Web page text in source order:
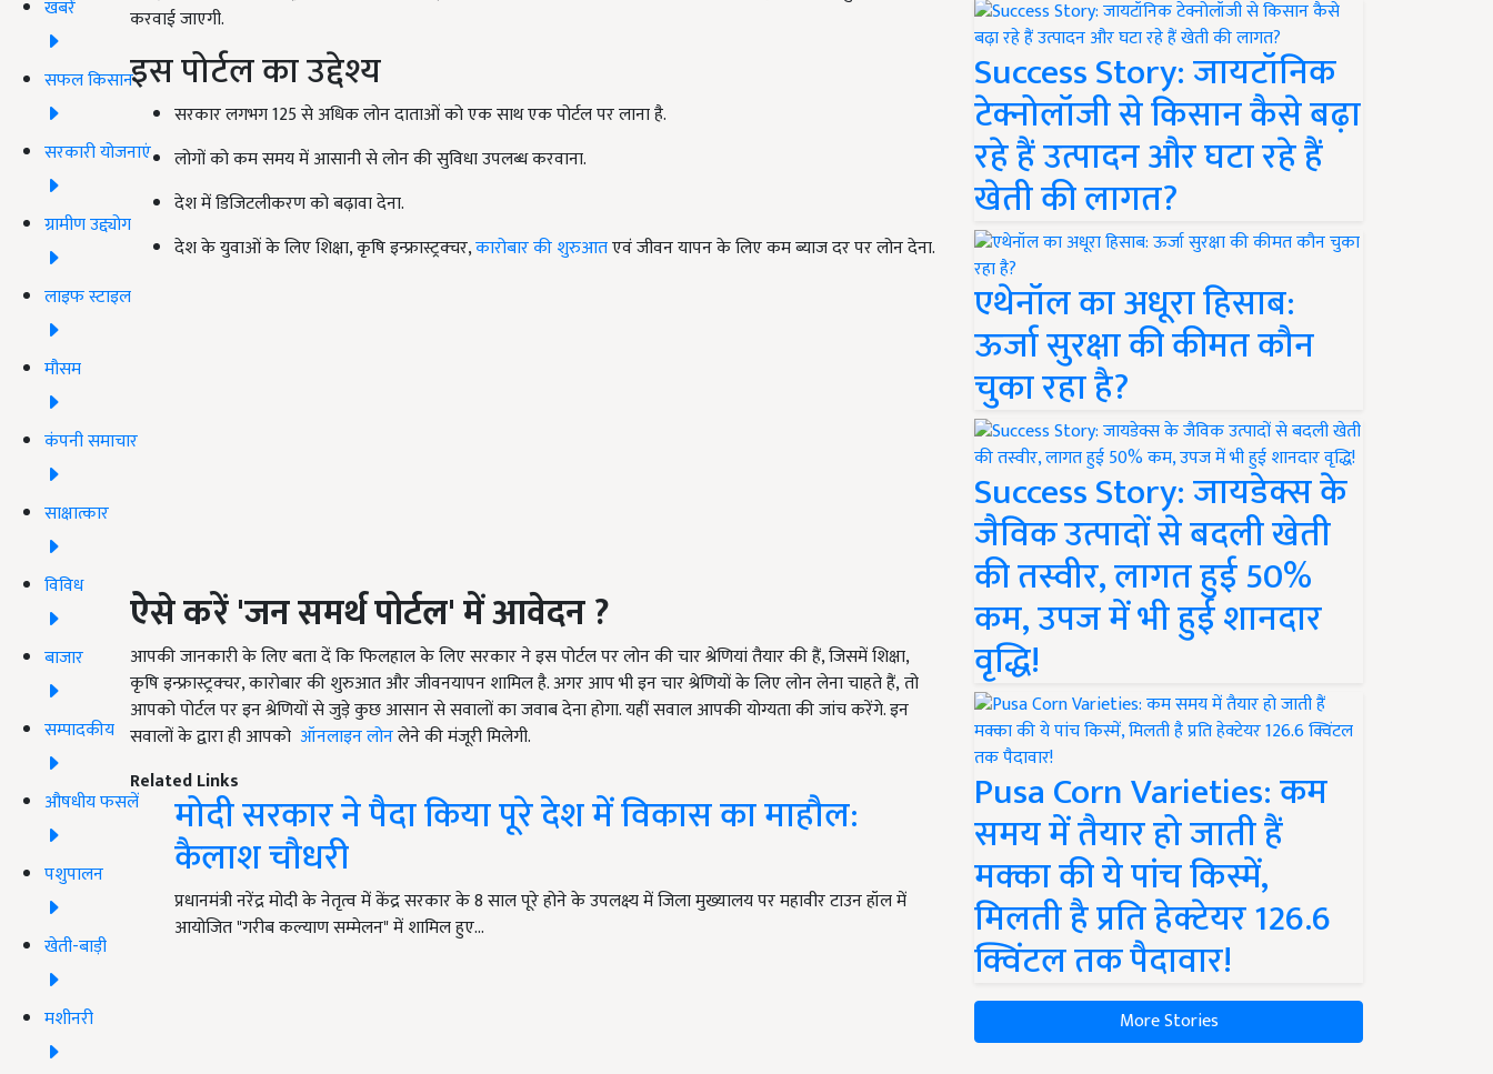
खबरें
सफल किसान
सरकारी योजनाएं
ग्रामीण उद्द्योग
लाइफ स्टाइल
मौसम
कंपनी समाचार
साक्षात्कार
विविध
बाजार
सम्पादकीय
औषधीय फसलें
पशुपालन
खेती-बाड़ी
मशीनरी
करवाई जाएगी.
इस पोर्टल का उद्देश्य
सरकार लगभग 125 से अधिक लोन दाताओं को एक साथ एक पोर्टल पर लाना है.
लोगों को कम समय में आसानी से लोन की सुविधा उपलब्ध करवाना.
देश में डिजिटलीकरण को बढ़ावा देना.
देश के युवाओं के लिए शिक्षा, कृषि इन्फ्रास्ट्रक्चर,कारोबार की शुरुआतएवं जीवन यापन के लिए कम ब्याज दर पर लोन देना.
ऐसे करें'जन समर्थ पोर्टल'में आवेदन?
आपकी जानकारी के लिए बता दें कि फिलहाल के लिए सरकार ने इस पोर्टल पर लोन की चार श्रेणियां तैयार की हैं, जिसमें शिक्षा,
कृषि इन्फ्रास्ट्रक्चर, कारोबार की शुरुआत और जीवनयापन शामिल है. अगर आप भी इन चार श्रेणियों के लिए लोन लेना चाहते हैं, तो
आपको पोर्टल पर इन श्रेणियों से जुड़े कुछ आसान से सवालों का जवाब देना होगा. यहीं सवाल आपकी योग्यता की जांच करेंगे. इन
सवालों के द्वारा ही आपको ऑनलाइन लोनलेने की मंजूरी मिलेगी.
Related Links
मोदी सरकार ने पैदा किया पूरे देश में विकास का माहौल:
कैलाश चौधरी
प्रधानमंत्री नरेंद्र मोदी के नेतृत्व में केंद्र सरकार के 8 साल पूरे होने के उपलक्ष्य में जिला मुख्यालय पर महावीर टाउन हॉल में
आयोजित "गरीब कल्याण सम्मेलन" में शामिल हुए…
Success Story: जायटॉनिक
टेक्नोलॉजी से किसान कैसे बढ़ा
रहे हैं उत्पादन और घटा रहे हैं
खेती की लागत?
एथेनॉल का अधूरा हिसाब:
ऊर्जा सुरक्षा की कीमत कौन
चुका रहा है?
Success Story: जायडेक्स के
जैविक उत्पादों से बदली खेती
की तस्वीर, लागत हुई 50%
कम, उपज में भी हुई शानदार
वृद्धि!
Pusa Corn Varieties: कम
समय में तैयार हो जाती हैं
मक्का की ये पांच किस्में,
मिलती है प्रति हेक्टेयर 126.6
क्विंटल तक पैदावार!
More Stories